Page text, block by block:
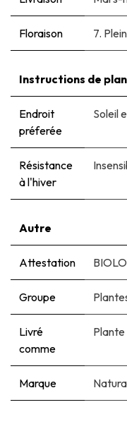
Floraison 7.
Instructions de
Endroit
préferée
Soleil
Résistance
à l'hiver
Autre
Attestation
Groupe
Livré
comme
Plante
Marque